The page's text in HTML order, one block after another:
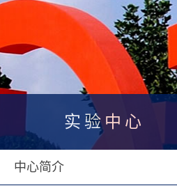
实验中心
中心简介